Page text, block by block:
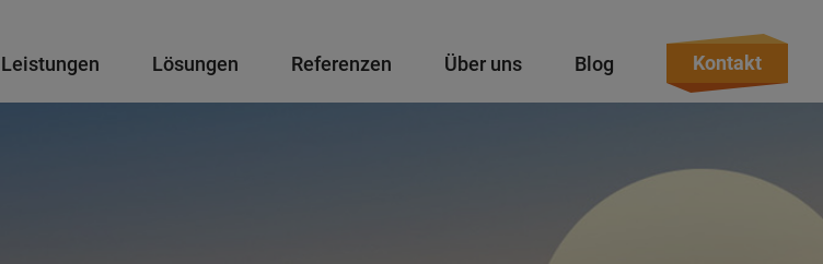
Leistungen Lösungen Referenzen Über uns Blog Kontakt